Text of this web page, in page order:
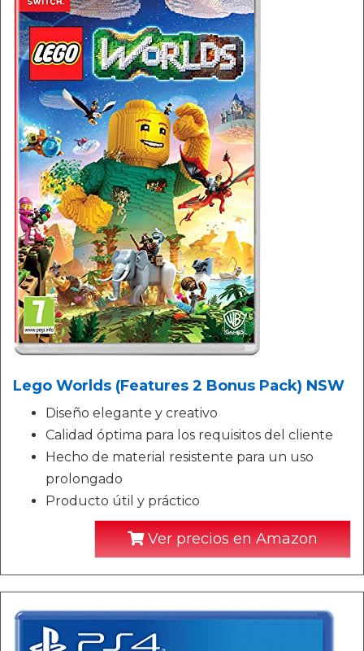
Lego Worlds (Features 2 Bonus Pack) NSW
Diseño elegante y creativo
Calidad óptima para los requisitos del cliente
Hecho de material resistente para un uso
prolongado
Producto útil y práctico
Ver precios en Amazon